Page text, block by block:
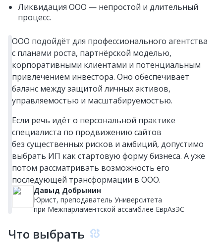
Ликвидация ООО — непростой и длительный
процесс.
ООО подойдёт для профессионального агентства
с планами роста, партнёрской моделью,
корпоративными клиентами и потенциальным
привлечением инвестора. Оно обеспечивает
баланс между защитой личных активов,
управляемостью и масштабируемостью.
Если речь идёт о персональной практике
специалиста по продвижению сайтов
без существенных рисков и амбиций, допустимо
выбрать ИП как стартовую форму бизнеса. А уже
потом рассматривать возможность его
последующей трансформации в ООО.
Давыд Добрынин
Юрист, преподаватель Университета
при Межпарламентской ассамблее ЕврАзЭС
Что выбрать